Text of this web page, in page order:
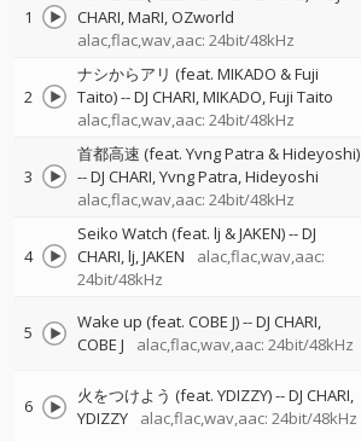
1
CHARI MaRI OZworld
alac,flac,wav,aac: 24bit/48kHz
2
ナシからアリ (feat. MIKADO & Fuji
Taito)--DJ CHARI MIKADO Fuji Taito
alac,flac,wav,aac: 24bit/48kHz
3
⾸都⾼速 (feat. Yvng Patra & Hideyoshi)
--DJ CHARI Yvng Patra Hideyoshi
alac,flac,wav,aac: 24bit/48kHz
4
Seiko Watch (feat. lj & JAKEN)--DJ
CHARI lj JAKEN
alac,flac,wav,aac:
24bit/48kHz
5 Wake up (feat. COBE J)--DJ CHARI
COBE J
alac,flac,wav,aac: 24bit/48kHz
6 ⽕をつけよう (feat. YDIZZY)--DJ CHARI
YDIZZY
alac,flac,wav,aac: 24bit/48kHz